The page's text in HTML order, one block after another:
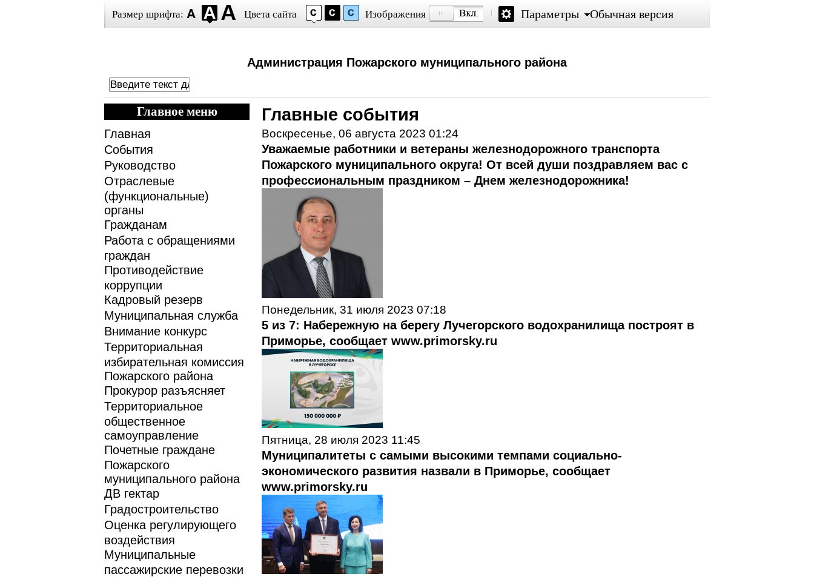
Размер шрифта: Цвета сайта Изображения Параметры Обычная версия
Администрация Пожарского муниципального района
Главное меню
Главная
События
Руководство
Отраслевые
(функциональные)
органы
Гражданам
Работа с обращениями
граждан
Противодействие
коррупции
Кадровый резерв
Муниципальная служба
Внимание конкурс
Территориальная
избирательная комиссия
Пожарского района
Прокурор разъясняет
Территориальное
общественное
самоуправление
Почетные граждане
Пожарского
муниципального района
ДВ гектар
Градостроительство
Оценка регулирующего
воздействия
Муниципальные
пассажирские перевозки
Главные события
Воскресенье, 06 августа 2023 01:24
Уважаемые работники и ветераны железнодорожного транспорта
Пожарского муниципального округа! От всей души поздравляем вас с
профессиональным праздником – Днем железнодорожника!
Понедельник, 31 июля 2023 07:18
5 из 7: Набережную на берегу Лучегорского водохранилища построят в
Приморье, сообщает www.primorsky.ru
Пятница, 28 июля 2023 11:45
Муниципалитеты с самыми высокими темпами социально-
экономического развития назвали в Приморье, сообщает
www.primorsky.ru